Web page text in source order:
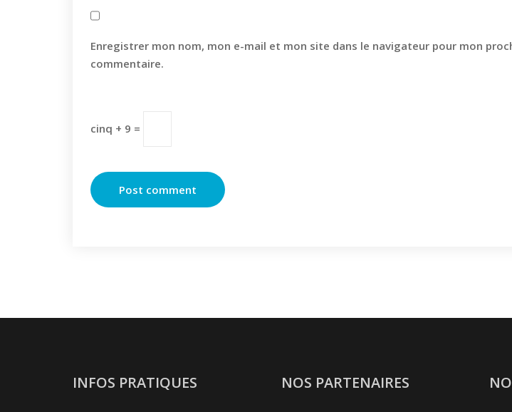
Enregistrer mon nom, mon e-mail et mon site dans le navigateur pour mon
commentaire.
cinq + 9 =
INFOS PRATIQUES NOS PARTENAIRES